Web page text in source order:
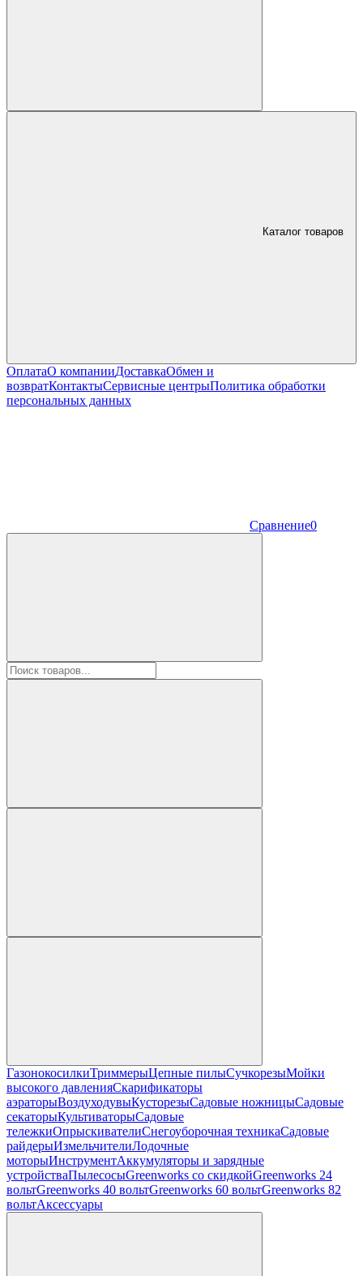
Каталог товаров
ОплатаО компанииДоставкаОбмен и
возвратКонтактыСервисные центрыПолитика обработки
персональных данных
Сравнение0
ГазонокосилкиТриммерыЦепные пилыCучкорезыМойки
высокого давленияСкарификаторы
аэраторыВоздуходувыКусторезыСадовые ножницыСадовые
секаторыКультиваторыСадовые
тележкиОпрыскивателиСнегоуборочная техникаСадовые
райдерыИзмельчителиЛодочные
моторыИнструментАккумуляторы и зарядные
устройстваПылесосыGreenworks со скидкойGreenworks 24
вольтGreenworks 40 вольтGreenworks 60 вольтGreenworks 82
вольтАксессуары